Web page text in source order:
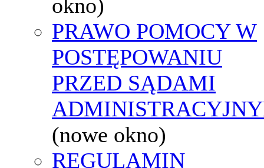
okno)
PRAWO POMOCY W
POSTĘPOWANIU
PRZED SĄDAMI
(nowe okno)
REGULAMIN